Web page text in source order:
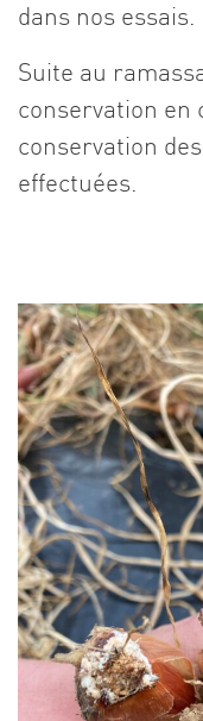
dans nos essais.
Suite au
conservation en
conservation
effectuées.